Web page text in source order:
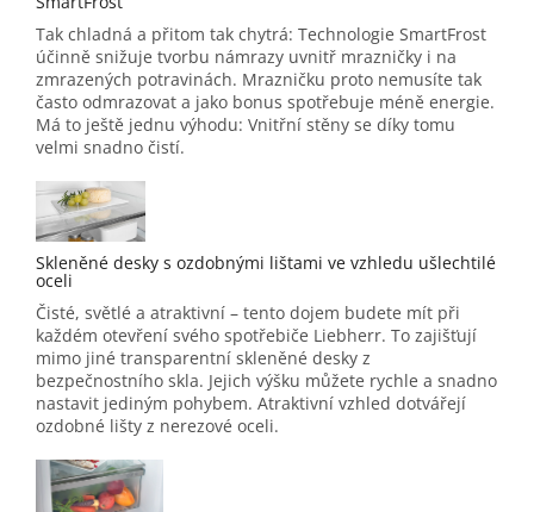
Tak chladná a přitom tak chytrá: Technologie SmartFrost
účinně snižuje tvorbu námrazy uvnitř mrazničky i na
zmrazených potravinách. Mrazničku proto nemusíte tak
často odmrazovat a jako bonus spotřebuje méně energie.
Má to ještě jednu výhodu: Vnitřní stěny se díky tomu
velmi snadno čistí.
Skleněné desky s ozdobnými lištami ve vzhledu ušlechtilé
oceli
Čisté, světlé a atraktivní – tento dojem budete mít při
každém otevření svého spotřebiče Liebherr. To zajišťují
mimo jiné transparentní skleněné desky z
bezpečnostního skla. Jejich výšku můžete rychle a snadno
nastavit jediným pohybem. Atraktivní vzhled dotvářejí
ozdobné lišty z nerezové oceli.